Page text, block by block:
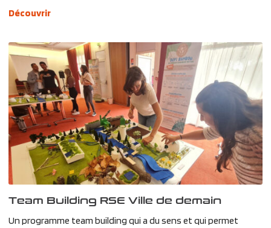
Découvrir
Team Building RSE Ville de demain
Un programme team building qui a du sens et qui permet